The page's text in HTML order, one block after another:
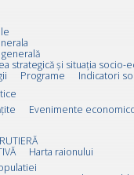
strategică și situația socio-
Programe Indicatori
Evenimente
Harta raionului